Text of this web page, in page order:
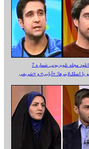
مجله تلویزیونی شماره 7